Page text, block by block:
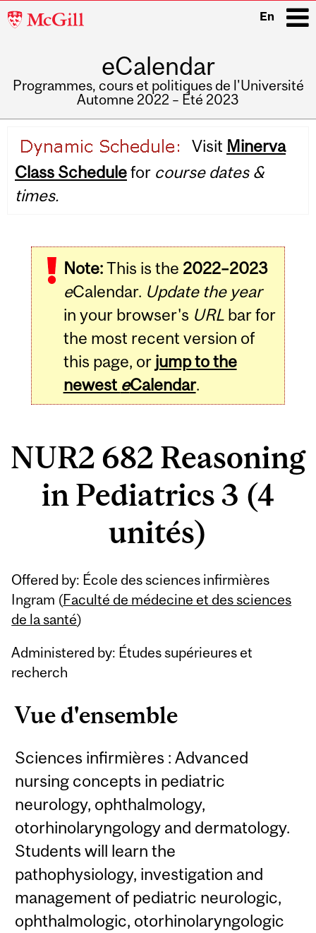
McGill
En
eCalendar
Programmes, cours et politiques de l'Université
Automne 2022 – Été 2023
navigation
Visit Minerva
Class Schedulefor course dates &
times.
Note:This is the 2022–2023
eCalendar. Update the year
in your browser's URLbar for
the most recent version of
this page, or jump to the
newest eCalendar.
NUR2 682 Reasoning
in Pediatrics 3 (4
unités)
Offered by: École des sciences infirmières
Ingram (Faculté de médecine et des sciences
de la santé)
Administered by: Études supérieures et
recherch
Vue d'ensemble
Sciences infirmières : Advanced
nursing concepts in pediatric
neurology, ophthalmology,
otorhinolaryngology and dermatology.
Students will learn the
pathophysiology, investigation and
management of pediatric neurologic,
ophthalmologic, otorhinolaryngologic
Related
Content